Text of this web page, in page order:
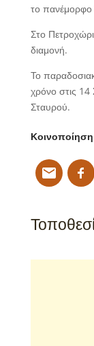
το πανέμορφο
Στο
διαμονή.
Το
χρόνο στις 14
Σταυρού.